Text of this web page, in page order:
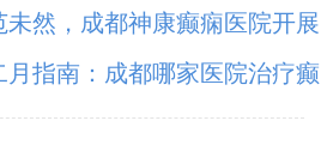
未然，成都神康癫痫医院开展
全，保高质量发展”消防安全培
月指南：成都哪家医院治疗癫
怎么治疗比较好